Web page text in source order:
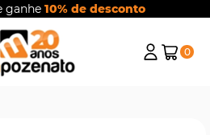
ganhe 10% de desconto
0